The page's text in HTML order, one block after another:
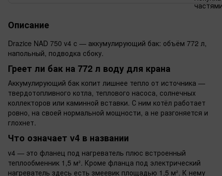
Описание
Drazice NAD 750 v4 с — аккумулирующий бак: объём 772 л,
напольный, подводка сбоку.
Греет ли бак на 772 л воду для крана
Аккумулирующий бак копит лишнее тепло от источника —
твердотопливного котла, теплового насоса, солнечных
коллекторов или каминной вставки. С ним котёл работает
ровно, на своей нормальной мощности, а не разгоняется и
глохнет.
Что означает v4 в названии
v4 — это фланец под нагреватель плюс встроенный
теплообменник 1,5 м². Кроме фланца под электрический
нагреватель здесь есть змеевик площадью 1,5 м². К нему